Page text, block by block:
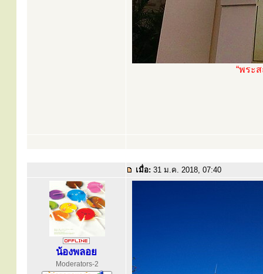
“พระ
เมื่อ: 31 ม.ค. 2018, 07:40
น้องพลอย
Moderators-2